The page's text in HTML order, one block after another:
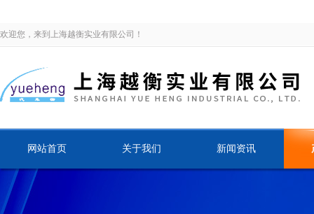
欢迎您，来到上海越衡实业有限公司！
网站首页 关于我们 新闻资讯